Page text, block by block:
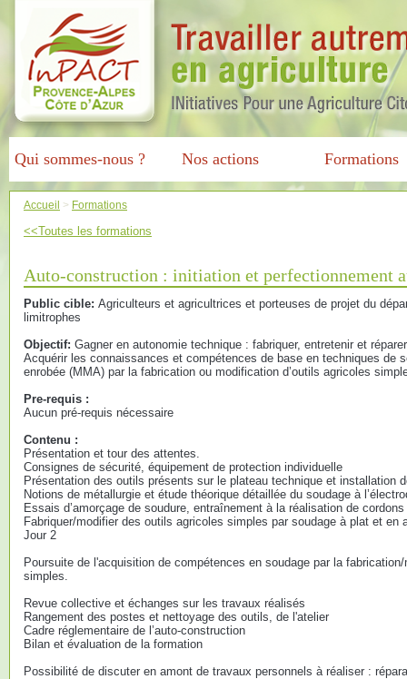
Qui sommes-nous ? Nos actions Formations
Accueil > Formations
<<Toutes les formations
Auto-construction : initiation et perfectionnement
Public cible: Agriculteurs et agricultrices et porteuses de projet du
limitrophes
Objectif: Gagner en autonomie technique : fabriquer, entretenir et
Acquérir les connaissances et compétences de base en techniques de
enrobée (MMA) par la fabrication ou modification d’outils agricoles
Pre-requis :
Aucun pré-requis nécessaire
Contenu :
Présentation et tour des attentes.
Consignes de sécurité, équipement de protection individuelle
Présentation des outils présents sur le plateau technique et installation
Notions de métallurgie et étude théorique détaillée du soudage à
Essais d’amorçage de soudure, entraînement à la réalisation de
Fabriquer/modifier des outils agricoles simples par soudage à plat et en
Jour 2
Poursuite de l'acquisition de compétences en soudage par la
simples.
Revue collective et échanges sur les travaux réalisés
Rangement des postes et nettoyage des outils, de l'atelier
Cadre réglementaire de l’auto-construction
Bilan et évaluation de la formation
Possibilité de discuter en amont de travaux personnels à réaliser :